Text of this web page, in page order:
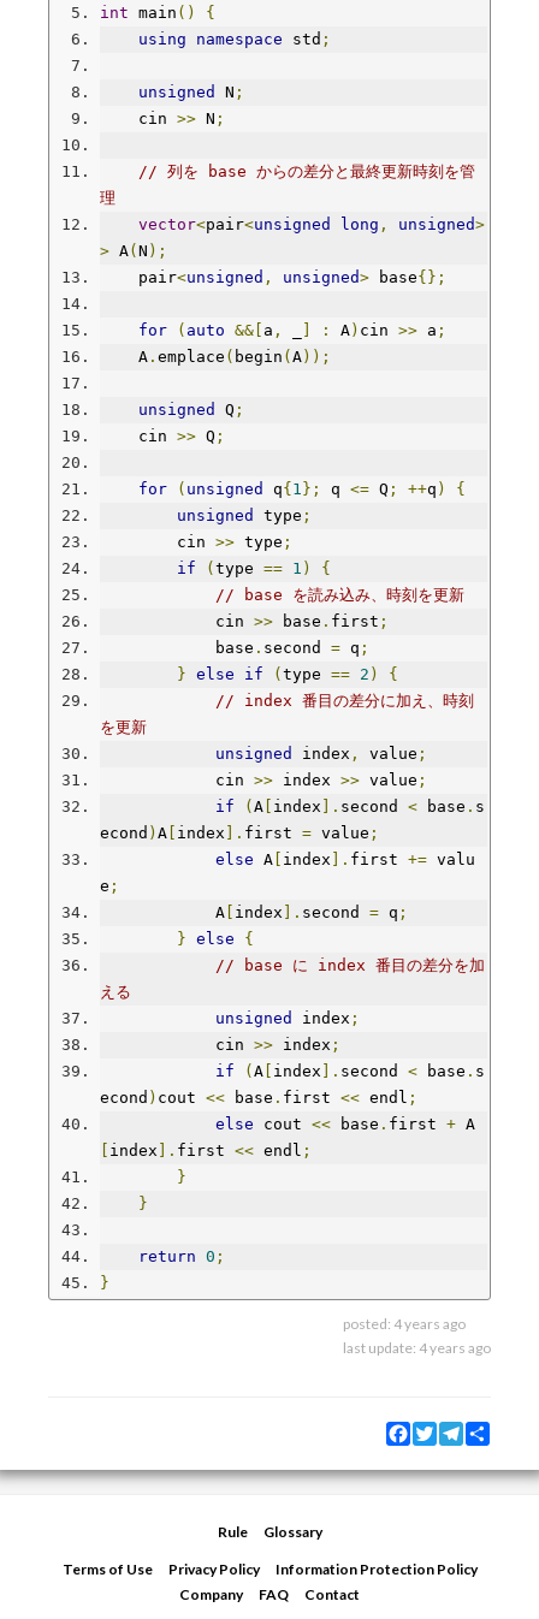
int main ()
{
using
namespace std ;
unsigned N ;
    cin
>> N ;
// 列を base からの差分と最終更新時刻を管
理
vector<pair<unsigned long , unsigned>
> A( N );
    pair
<unsigned , unsigned> base{};
for ( auto &&[ a , : A) cin >> a ;
    A
. emplace ( begin ( A));
unsigned Q ;
    cin
>> Q ;
for ( unsigned q{ 1 }; q <= Q ; ++q )
{
unsigned
type ;
        cin
>> type ;
if
( type == 1 )
{
// base を読み込み、時刻を更新
            cin
>> base . first ;
            base
. second = q ;
} else if ( type == 2 )
{
// index 番目の差分に加え、時刻
を更新
unsigned
index , value ;
            cin
>> index >> value ;
if
( A index ]. second < base . s
econd ) A index ]. first = value ;
else A index ]. first += valu
e ;
            A
index ]. second = q ;
} else
{
// base に index 番目の差分を加
える
unsigned
index ;
            cin
>> index ;
if
( A index ]. second < base . s
econd ) cout << base . first << endl ;
else cout << base . first + A
index ]. first << endl ;
}
}
return 0 ;
}
posted: 4 years ago
last update: 4 years ago
Facebook
TwitterTelegram
Rule Glossary
Terms of Use Privacy Policy
Information Protection Policy
Company
FAQ Contact